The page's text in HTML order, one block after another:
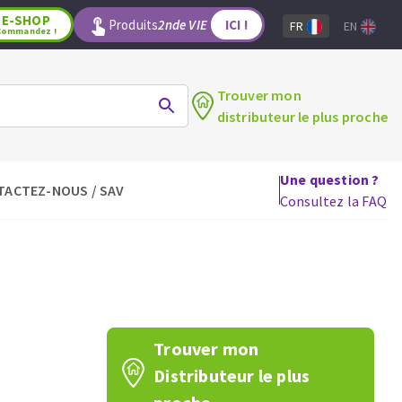
OUTILS POUR LE BOIS
Fraises carbure
Fers et plaquettes
Lames de scie à ruban
E-SHOP
! Produits2nde VIE ICI ! FR EN
Trouver mon
distributeur le plus proche
NOUS / SAV
Une question ?
Consultez la FAQ
Trouver mon
Distributeur le plus